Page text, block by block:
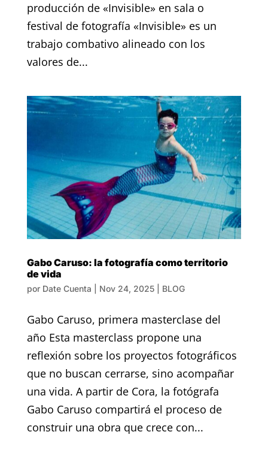
producción de «Invisible» en sala o
festival de fotografía «Invisible» es un
trabajo combativo alineado con los
valores de...
Gabo Caruso: la fotografía como territorio
de vida
por Date Cuenta Nov 24, 2025| BLOG
Gabo Caruso, primera masterclase del
año Esta masterclass propone una
reflexión sobre los proyectos fotográficos
que no buscan cerrarse, sino acompañar
una vida. A partir de Cora, la fotógrafa
Gabo Caruso compartirá el proceso de
construir una obra que crece con...